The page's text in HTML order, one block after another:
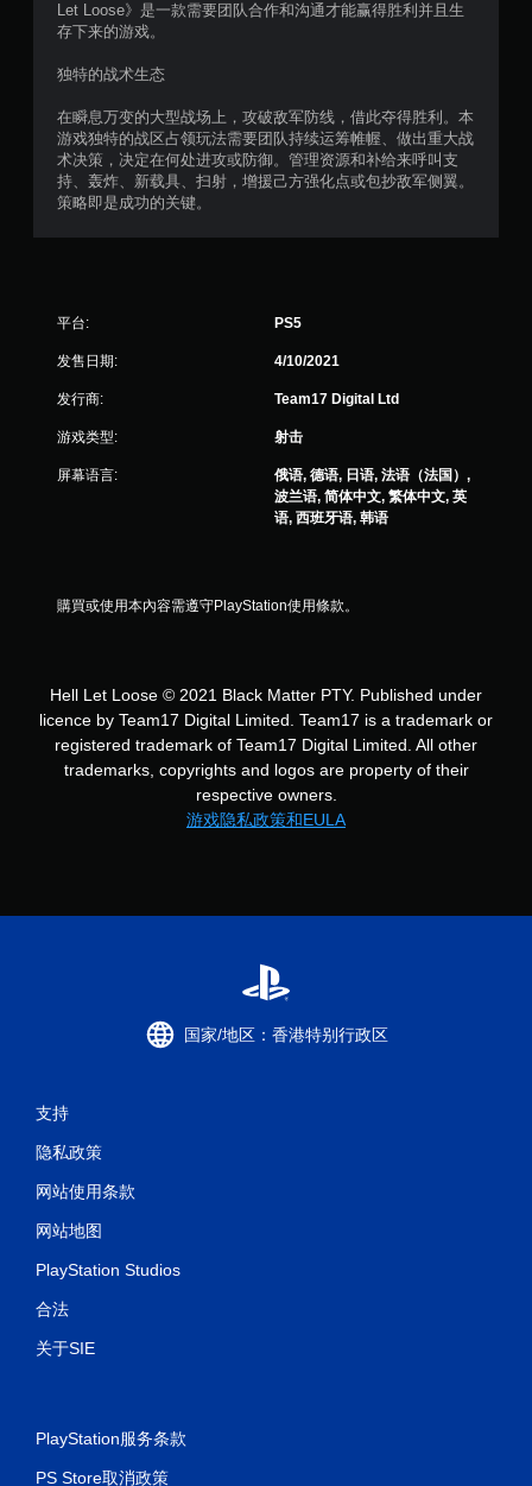
Let Loose》是一款需要团队合作和沟通才能赢得胜利并且生
存下来的游戏。
独特的战术生态
在瞬息万变的大型战场上，攻破敌军防线，借此夺得胜利。本
游戏独特的战区占领玩法需要团队持续运筹帷幄、做出重大战
术决策，决定在何处进攻或防御。管理资源和补给来呼叫支
持、轰炸、新载具、扫射，增援己方强化点或包抄敌军侧翼。
策略即是成功的关键。
平台: PS5
发售日期: 4/10/2021
发行商: Team17 Digital Ltd
游戏类型: 射击
屏幕语言:
俄语, 德语, 日语, 法语（法国）,
波兰语, 简体中文, 繁体中文, 英
语, 西班牙语, 韩语
購買或使用本內容需遵守PlayStation使用條款。
Hell Let Loose © 2021 Black Matter PTY. Published under
licence by Team17 Digital Limited. Team17 is a trademark or
registered trademark of Team17 Digital Limited. All other
trademarks, copyrights and logos are property of their
respective owners.
游戏隐私政策和EULA
国家/地区：香港特别行政区
支持
隐私政策
网站使用条款
网站地图
PlayStation Studios
合法
关于SIE
PlayStation服务条款
PS Store取消政策